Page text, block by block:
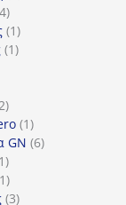
44
προϊόντα
11
προϊόν
11
2
προϊόντα
11
προϊόν
GN 66
11
προϊόν
11
προϊόν
33